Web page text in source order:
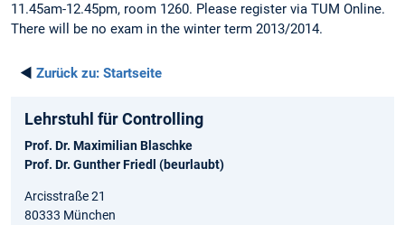
11.45am-12.45pm, room 1260. Please register via TUM Online.
There will be no exam in the winter term 2013/2014.
◄ Zurück zu: Startseite
Lehrstuhl für Controlling
Prof. Dr. Maximilian Blaschke
Prof. Dr. Gunther Friedl (beurlaubt)
Arcisstraße 21
80333 München